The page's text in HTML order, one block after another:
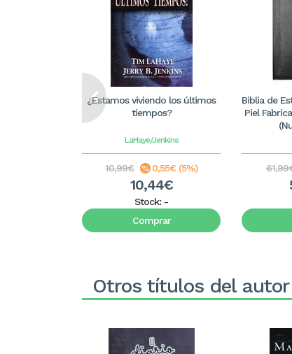
¿Estamos viviendo los últimos
tiempos?
LaHaye/Jenkins
10,99€ 0,55€ (5%)
10,44€
Stock: -
Comprar
Biblia de
Piel
Otros títulos del autor